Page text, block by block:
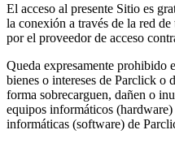
El acceso al presente Sitio es
la conexión a través de la red
por el proveedor de acceso
Queda expresamente prohibido
bienes o intereses de Parclick o
forma sobrecarguen, dañen o
equipos informáticos
informáticas (software) de